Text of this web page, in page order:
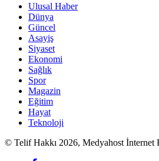
Ulusal Haber
Dünya
Güncel
Asayiş
Siyaset
Ekonomi
Sağlık
Spor
Magazin
Eğitim
Hayat
Teknoloji
© Telif Hakkı 2026, Medyahost İnternet